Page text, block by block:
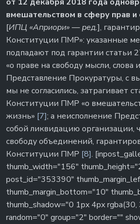
вмешательством в сферу прав и
[ИПЦ «Априори» — ред.],
Конституции ПМР»: указанные
подпадают под гарантии
«о праве на свободу мысли, слова
Представление Прокуратуры, с
мы не согласились, затрагивает
Конституции ПМР «о
жизнь» [7]; а неисполнение
собой ликвидацию организации,
свободу объединений,
Конституции ПМР [8].
thumb_width="156"
post_id="353390"
thumb_margin_bottom="10"
thumb_shadow="0 1px 4px
random="0" group="2" border=""